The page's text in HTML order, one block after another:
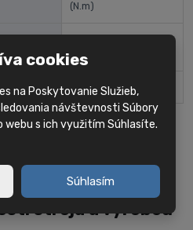
(N.m)
(mm)
6500(kg)
sa špecifikácia stroja môže
upozornenia.
stroja a výrobcu
cookies
na Poskytovanie Služieb,
návštevnosti Súbory
s ich využitím Súhlasíte.
Súhlasím